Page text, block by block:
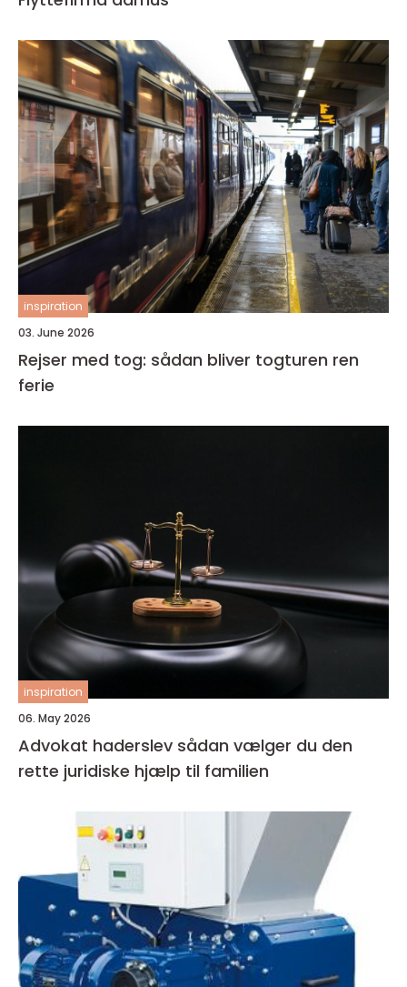
inspiration
03. June 2026
Rejser med tog: sådan bliver togturen ren
ferie
inspiration
06. May 2026
Advokat haderslev sådan vælger du den
rette juridiske hjælp til familien